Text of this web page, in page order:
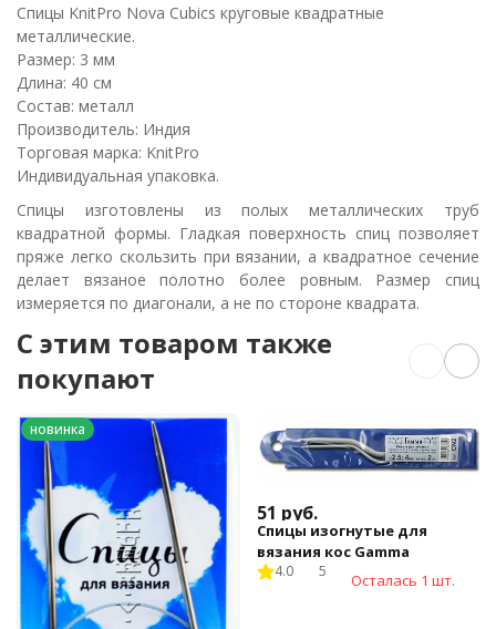
Спицы KnitPro Nova Cubics круговые квадратные
металлические.
Размер: 3 мм
Длина: 40 см
Состав: металл
Производитель: Индия
Торговая марка: KnitPro
Индивидуальная упаковка.
Спицы изготовлены из полых металлических труб
квадратной формы. Гладкая поверхность спиц позволяет
пряже легко скользить при вязании, а квадратное сечение
делает вязаное полотно более ровным. Размер спиц
измеряется по диагонали, а не по стороне квадрата.
C этим товаром также
покупают
новинка
51 руб.
Спицы изогнутые для
вязания кос Gamma
4.0 5 Осталась 1 шт.